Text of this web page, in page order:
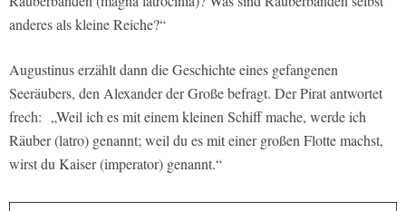
anderes als kleine Reiche?“
Augustinus erzählt dann die Geschichte eines gefangenen
Seeräubers, den Alexander der Große befragt. Der Pirat antwortet
frech: „Weil ich es mit einem kleinen Schiff mache, werde ich
Räuber (latro) genannt; weil du es mit einer großen Flotte machst,
wirst du Kaiser (imperator) genannt.“